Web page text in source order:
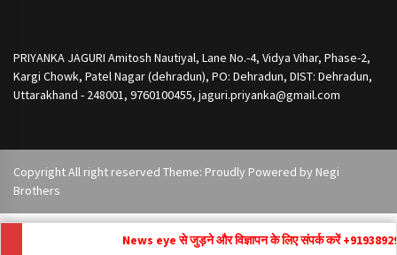
PRIYANKA JAGURI Amitosh Nautiyal, Lane No.-4, Vidya Vihar, Phase-2,
Kargi Chowk, Patel Nagar (dehradun), PO: Dehradun, DIST: Dehradun,
Uttarakhand - 248001, 9760100455, jaguri.priyanka@gmail.com
Copyright All right reserved Theme: Proudly Powered by Negi
Brothers
News eye से जुड़ने और विज्ञापन के लिए संपर्क करें +919389292171 ,